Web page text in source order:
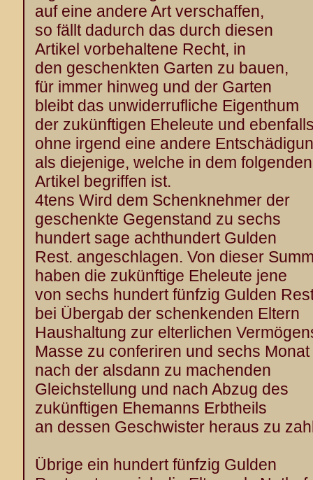
auf eine andere Art verschaffen,
so fällt dadurch das durch diesen
Artikel vorbehaltene Recht, in
den geschenkten Garten zu bauen,
für immer hinweg und der Garten
bleibt das unwiderrufliche Eigenthum
der zukünftigen Eheleute und
ohne irgend eine andere
als diejenige, welche in dem folgenden
Artikel begriffen ist.
4tens Wird dem Schenknehmer der
geschenkte Gegenstand zu sechs
hundert sage achthundert Gulden
Rest. angeschlagen. Von dieser
haben die zukünftige Eheleute jene
von sechs hundert fünfzig Gulden
bei Übergab der schenkenden Eltern
Haushaltung zur elterlichen
Masse zu conferiren und sechs Monat
nach der alsdann zu machenden
Gleichstellung und nach Abzug des
zukünftigen Ehemanns Erbtheils
an dessen Geschwister heraus zu
Übrige ein hundert fünfzig Gulden